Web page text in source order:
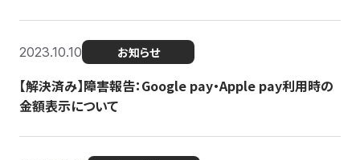
2023.10.10 お知らせ
【解決済み】障害報告：Google pay・Apple pay利用時の
金額表示について